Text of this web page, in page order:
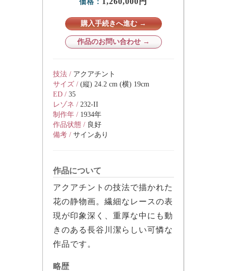
価格：
購入手続きへ進む →
作品のお問い合わせ →
技法 / アクアチント
サイズ / (縦) 24.2 cm (横) 19cm
ED / 35
レゾネ / 232-II
制作年 / 1934年
作品状態 / 良好
備考 / サインあり
作品について
アクアチントの技法で描かれた
花の静物画。繊細なレースの表
現が印象深く、重厚な中にも動
きのある長谷川潔らしい可憐な
作品です。
略歴